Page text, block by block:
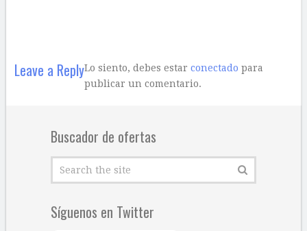
Leave a ReplyLo siento, debes estar conectado para
publicar un comentario.
Buscador de ofertas
Síguenos en Twitter